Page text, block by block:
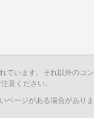
ています。それ以外のコン
意ください。
ページがある場合がありま